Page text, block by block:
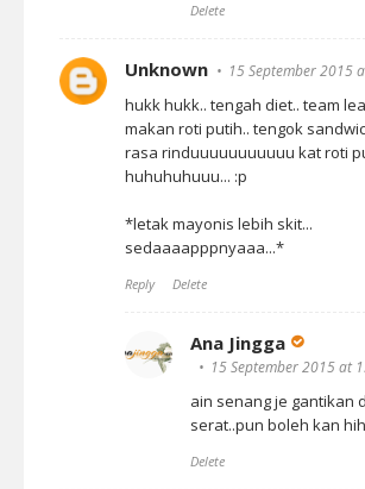
Delete
Unknown 15 September 2015
hukk hukk.. tengah diet.. team
makan roti putih.. tengok
rasa rinduuuuuuuuuuu kat roti
huhuhuhuuu... :p
*letak mayonis lebih skit...
sedaaaapppnyaaa...*
Reply Delete
Ana Jingga
15 September 2015 at
ain senang je gantikan
serat..pun boleh kan
Delete